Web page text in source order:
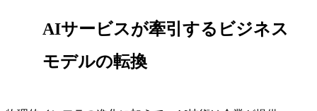
AIサービスが牽引するビジネス
モデルの転換